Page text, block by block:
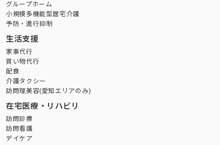
グループホーム
小規模多機能型居宅介護
予防・進行抑制
生活支援
家事代行
買い物代行
配食
介護タクシー
訪問理美容(愛知エリアのみ)
在宅医療・リハビリ
訪問診療
訪問看護
デイケア